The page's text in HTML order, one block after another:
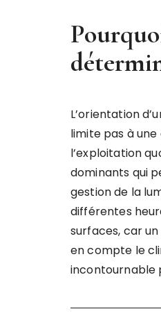
L’orientation
limite pas à
l’exploitation
dominants qui
gestion de la
différentes
surfaces, car
en compte le
incontournable